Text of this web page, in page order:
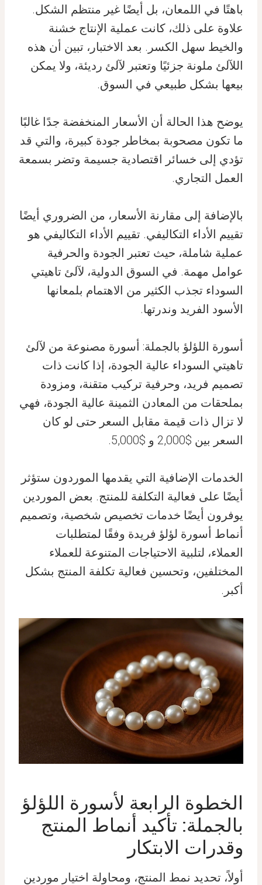
باهتًا في اللمعان، بل أيضًا غير منتظم الشكل.
علاوة على ذلك، كانت عملية الإنتاج خشنة
والخيط سهل الكسر. بعد الاختبار، تبين أن هذه
اللآلئ ملونة جزئيًا وتعتبر لآلئ رديئة، ولا يمكن
بيعها بشكل طبيعي في السوق.
يوضح هذا الحالة أن الأسعار المنخفضة جدًا غالبًا
ما تكون مصحوبة بمخاطر جودة كبيرة، والتي قد
تؤدي إلى خسائر اقتصادية جسيمة وتضر بسمعة
العمل التجاري.
بالإضافة إلى مقارنة الأسعار، من الضروري أيضًا
تقييم الأداء التكاليفي. تقييم الأداء التكاليفي هو
عملية شاملة، حيث تعتبر الجودة والحرفية
عوامل مهمة. في السوق الدولية، لآلئ تاهيتي
السوداء تجذب الكثير من الاهتمام بلمعانها
الأسود الفريد وندرتها.
أسورة اللؤلؤ بالجملة: أسورة مصنوعة من لآلئ
تاهيتي السوداء عالية الجودة، إذا كانت ذات
تصميم فريد، وحرفية تركيب متقنة، ومزودة
بملحقات من المعادن الثمينة عالية الجودة، فهي
لا تزال ذات قيمة مقابل السعر حتى لو كان
السعر بين $2,000 و $5,000.
الخدمات الإضافية التي يقدمها الموردون ستؤثر
أيضًا على فعالية التكلفة للمنتج. بعض الموردين
يوفرون أيضًا خدمات تخصيص شخصية، وتصميم
أنماط أسورة لؤلؤ فريدة وفقًا لمتطلبات
العملاء، لتلبية الاحتياجات المتنوعة للعملاء
المختلفين، وتحسين فعالية تكلفة المنتج بشكل
أكبر.
الخطوة الرابعة لأسورة اللؤلؤ
بالجملة: تأكيد أنماط المنتج
وقدرات الابتكار
أولاً، تحديد نمط المنتج، ومحاولة اختيار موردين